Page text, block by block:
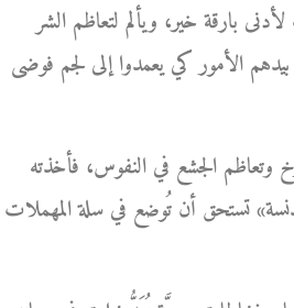
بارقة خير، ويألم لتعاظم الشر
بيدهم الأمور كي يعمدوا إلى لجم فوضى
وتعاظم الجشع في النفوس، فأخذته
تستحق أن تُوضع في سلة المهملات .